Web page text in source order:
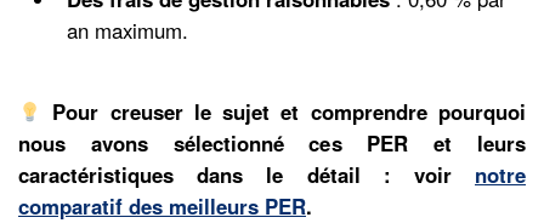
an maximum.
Pour creuser le sujet et comprendre pourquoi
nous avons sélectionné ces PER et leurs
caractéristiques dans le détail : voir notre
comparatif des meilleurs PER.